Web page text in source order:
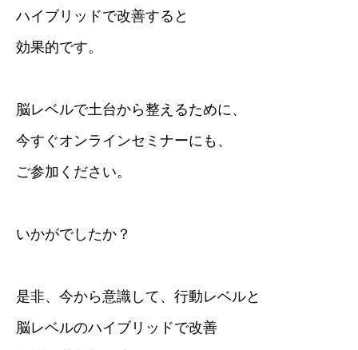
ハイブリッドで改善すると
効果的です。
脳レベルで土台から整えるために、
今すぐオンラインセミナーにも、
ご参加ください。
いかがでしたか？
是非、今から意識して、行動レベルと
脳レベルのハイブリッドで改善